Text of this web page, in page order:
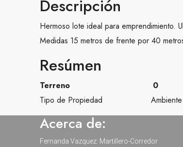
Descripción
Hermoso lote ideal para emprendimiento.
Medidas 15 metros de frente por 40
Resúmen
Terreno
Tipo de Propiedad
0
Ambiente
Acerca de:
Fernanda Vazquez: Martillero-Corredor